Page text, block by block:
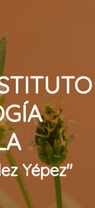
Yépez"